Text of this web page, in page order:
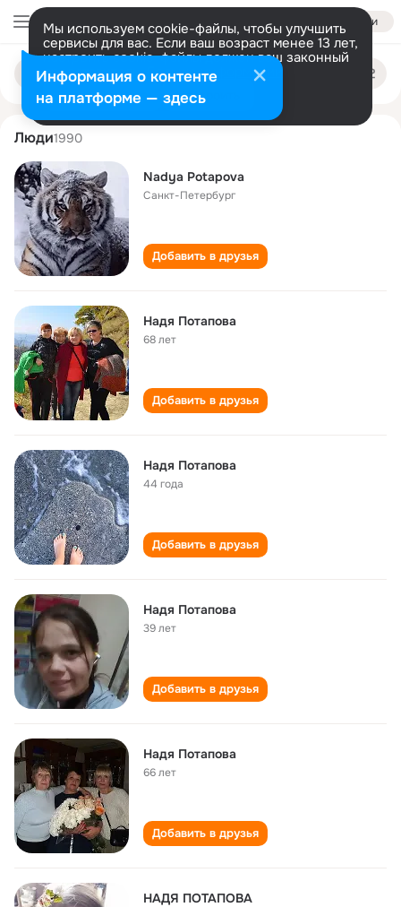
Войти
Мы используем cookie-файлы, чтобы улучшить
сервисы для вас. Если ваш возраст менее 13 лет,
настроить cookie-файлы должен ваш законный
представитель. Больше информации
Разрешить все Настроить
Поиск
людям
nadya potapova
Люди1990
Nadya Potapova
Санкт-Петербург
Добавить в друзья
Надя Потапова
68 лет
Добавить в друзья
Надя Потапова
44 года
Добавить в друзья
Надя Потапова
39 лет
Добавить в друзья
Надя Потапова
66 лет
Добавить в друзья
НАДЯ ПОТАПОВА
Информация о контенте
на платформе — здесь